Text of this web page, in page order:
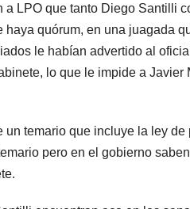
a LPO que tanto Diego Santilli
haya quórum, en una juagada
le habían advertido al
lo que le impide a
un temario que incluye la ley
pero en el gobierno